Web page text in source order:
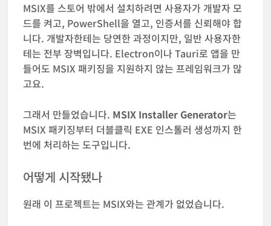
MSIX를 스토어 밖에서 설치하려면 사용자가 개발자 모
드를 켜고, PowerShell을 열고, 인증서를 신뢰해야 합
니다. 개발자한테는 당연한 과정이지만, 일반 사용자한
테는 전부 장벽입니다. Electron이나 Tauri로 앱을 만
들어도 MSIX 패키징을 지원하지 않는 프레임워크가 많
고요.
그래서 만들었습니다. MSIX Installer Generator는
MSIX 패키징부터 더블클릭 EXE 인스톨러 생성까지 한
번에 처리하는 도구입니다.
어떻게 시작됐나
원래 이 프로젝트는 MSIX와는 관계가 없었습니다.